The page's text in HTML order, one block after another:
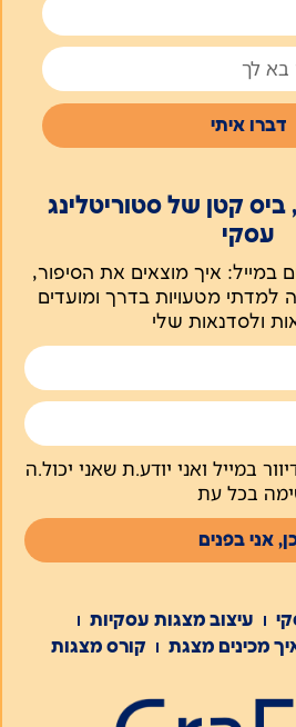
דברו איתי
קטן של סטוריטלינג
עסקי
במייל: איך מוצאים את הסיפור,
למדתי מטעויות בדרך ומועדים
ולסדנאות שלי
במייל ואני יודע.ת שאני יכול.ה
בכל עת
אני בפנים
עיצוב מצגות עסקיות
מכינים מצגת קורס מצגות